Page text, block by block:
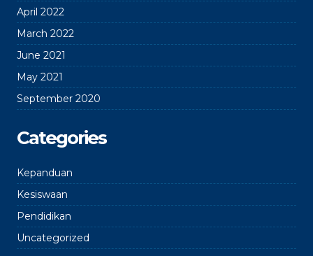
April 2022
March 2022
June 2021
May 2021
September 2020
Categories
Kepanduan
Kesiswaan
Pendidikan
Uncategorized